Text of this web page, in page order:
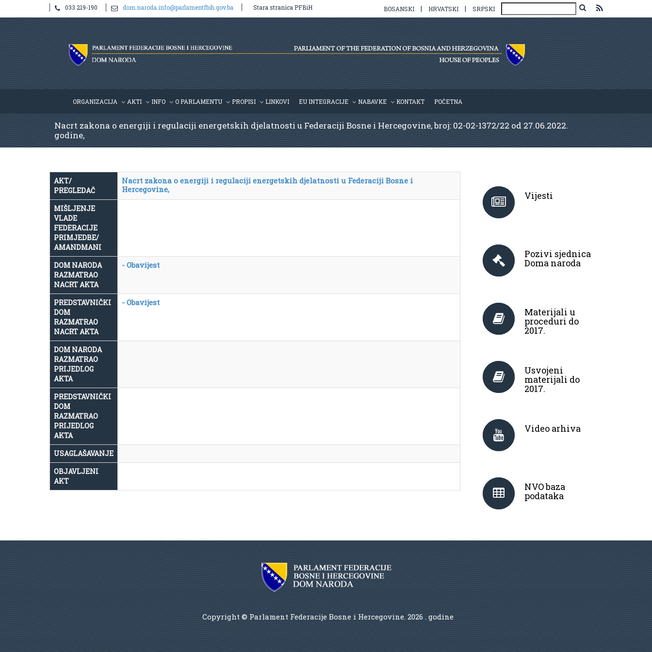
033 219-190 dom.naroda.info@parlamentfbih.gov.ba Stara stranica PFBiH BOSANSKI | HRVATSKI | SRPSKI
ORGANIZACIJA AKTI INFO O PARLAMENTU PROPISI LINKOVI EU INTEGRACIJE NABAVKE KONTAKT POČETNA
Nacrt zakona o energiji i regulaciji energetskih djelatnosti u Federaciji Bosne i Hercegovine, broj: 02-02-1372/22 od 27.06.2022.
godine,
AKT/
PREGLEDAČ
Nacrt zakona o energiji i regulaciji energetskih djelatnosti u Federaciji Bosne i
Hercegovine,
MIŠLJENJE
VLADE
FEDERACIJE
PRIMJEDBE/
AMANDMANI
DOM NARODA
RAZMATRAO
NACRT AKTA
- Obavijest
PREDSTAVNIČKI
DOM
RAZMATRAO
NACRT AKTA
- Obavijest
DOM NARODA
RAZMATRAO
PRIJEDLOG
AKTA
PREDSTAVNIČKI
DOM
RAZMATRAO
PRIJEDLOG
AKTA
USAGLAŠAVANJE
OBJAVLJENI
AKT
Vijesti
Pozivi sjednica
Doma naroda
Materijali u
proceduri do
2017.
Usvojeni
materijali do
2017.
Video arhiva
NVO baza
podataka
Copyright © Parlament Federacije Bosne i Hercegovine. 2026 . godine